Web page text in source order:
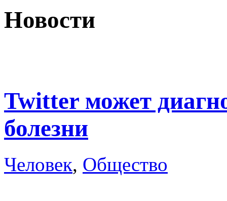
Новости
Twitter может
болезни
Человек, Общество